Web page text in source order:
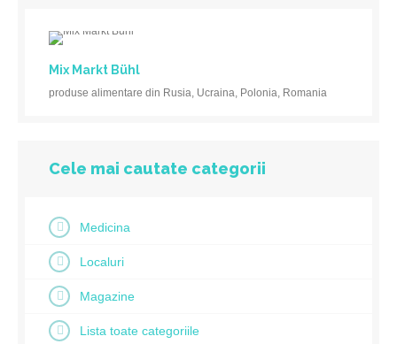
Mix Markt Bühl
produse alimentare din Rusia, Ucraina, Polonia, Romania
Cele mai cautate categorii
Medicina
Localuri
Magazine
Lista toate categoriile